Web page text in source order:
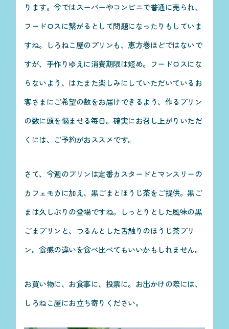
ります。今ではスーパーやコンビニで普通に売られ、
フードロスに繋がるとして問題になったりもしていま
すね。しろねこ屋のプリンも、恵方巻ほどではないで
すが、手作りゆえに消費期限は短め。フードロスにな
らないよう、はたまた楽しみにしていただいているお
客さまにご希望の数をお届けできるよう、作るプリン
の数に頭を悩ませる毎日。確実にお召し上がりいただ
くには、ご予約がおススメです。
さて、今週のプリンは定番カスタードとマンスリーの
カフェモカに加え、黒ごまとほうじ茶をご提供。黒ご
まは久しぶりの登場ですね。しっとりとした風味の黒
ごまプリンと、つるんとした舌触りのほうじ茶プリ
ン。食感の違いを食べ比べてもいいかもしれません。
お買い物に、お食事に、投票に。お出かけの際には、
しろねこ屋にお立ち寄りください。